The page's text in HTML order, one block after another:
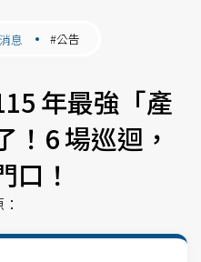
息 #公告
年最強「產
！6 場巡迴，
口！